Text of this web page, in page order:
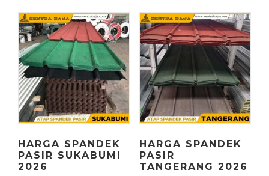
HARGA SPANDEK
PASIR SUKABUMI
2026
HARGA SPANDEK
PASIR
TANGERANG 2026